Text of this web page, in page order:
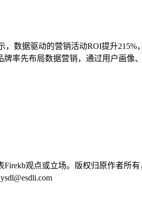
数据驱动的营销活动ROI提升
率先布局数据营销，通过用户画像
观点或立场。版权归原作者所